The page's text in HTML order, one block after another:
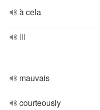
à cela
ill
mauvais
courteously